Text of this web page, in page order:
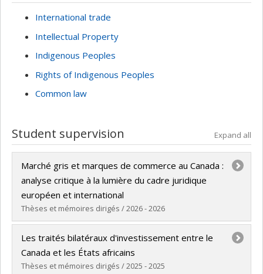
International trade
Intellectual Property
Indigenous Peoples
Rights of Indigenous Peoples
Common law
Student supervision Expand all
Marché gris et marques de commerce au Canada :
analyse critique à la lumière du cadre juridique
européen et international
Thèses et mémoires dirigés / 2026 - 2026
Graduate :Niang, Assa
Cycle :Master's
Grade :LL. M.
Les traités bilatéraux d'investissement entre le
Canada et les États africains
Thèses et mémoires dirigés / 2025 - 2025